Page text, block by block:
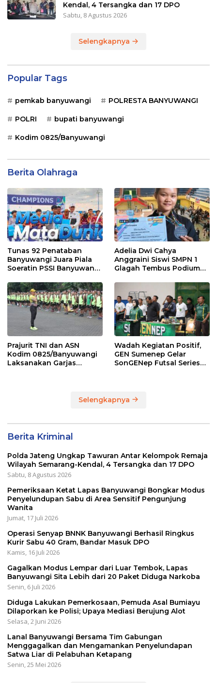
Kendal, 4 Tersangka dan 17 DPO
Sabtu, 8 Agustus 2026
Selengkapnya
Popular Tags
pemkab banyuwangi POLRESTA BANYUWANGI
POLRI bupati banyuwangi
Kodim 0825/Banyuwangi
Berita Olahraga
Tunas 92 Penataban
Banyuwangi Juara Piala
Soeratin PSSI Banyuwangi
Adelia Dwi Cahya
Anggraini Siswi SMPN 1
Glagah Tembus Podium
Championship 1
Prajurit TNI dan ASN
Kodim 0825/Banyuwangi
Laksanakan Garjas
Wadah Kegiatan Positif,
GEN Sumenep Gelar
SonGENep Futsal Series
Selengkapnya
Berita Kriminal
Polda Jateng Ungkap Tawuran Antar Kelompok Remaja
Wilayah Semarang-Kendal, 4 Tersangka dan 17 DPO
Sabtu, 8 Agustus 2026
Pemeriksaan Ketat Lapas Banyuwangi Bongkar Modus
Penyelundupan Sabu di Area Sensitif Pengunjung
Wanita
Jumat, 17 Juli 2026
Operasi Senyap BNNK Banyuwangi Berhasil Ringkus
Kurir Sabu 40 Gram, Bandar Masuk DPO
Kamis, 16 Juli 2026
Gagalkan Modus Lempar dari Luar Tembok, Lapas
Banyuwangi Sita Lebih dari 20 Paket Diduga Narkoba
Senin, 6 Juli 2026
Diduga Lakukan Pemerkosaan, Pemuda Asal Bumiayu
Dilaporkan ke Polisi; Upaya Mediasi Berujung Alot
Selasa, 2 Juni 2026
Lanal Banyuwangi Bersama Tim Gabungan
Menggagalkan dan Mengamankan Penyelundapan
Satwa Liar di Pelabuhan Ketapang
Senin, 25 Mei 2026